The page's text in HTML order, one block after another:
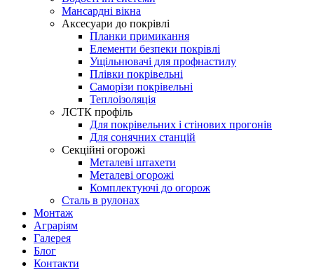
Мансардні вікна
Аксесуари до покрівлі
Планки примикання
Елементи безпеки покрівлі
Ущільнювачі для профнастилу
Плівки покрівельні
Саморізи покрівельні
Теплоізоляція
ЛСТК профіль
Для покрівельних і стінових прогонів
Для сонячних станцій
Секційні огорожі
Металеві штахети
Металеві огорожі
Комплектуючі до огорож
Сталь в рулонах
Монтаж
Аграріям
Галерея
Блог
Контакти